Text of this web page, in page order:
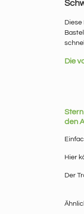
Die
den
Hier
Der